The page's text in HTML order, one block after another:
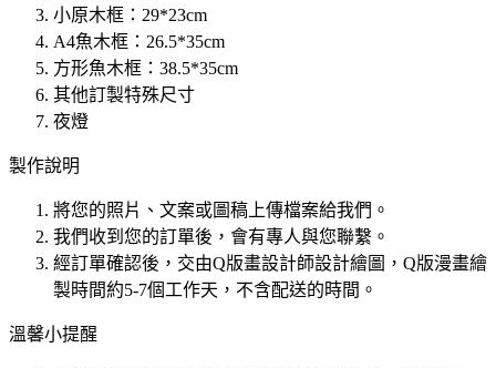
小原木框：29*23cm
A4魚木框：26.5*35cm
方形魚木框：38.5*35cm
其他訂製特殊尺寸
夜燈
製作說明
將您的照片、文案或圖稿上傳檔案給我們。
我們收到您的訂單後，會有專人與您聯繫。
經訂單確認後，交由Q版畫設計師設計繪圖，Q版漫畫繪
製時間約5-7個工作天，不含配送的時間。
溫馨小提醒